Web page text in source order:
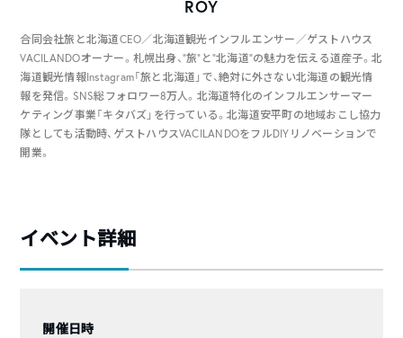
ROY
合同会社旅と北海道CEO／北海道観光インフルエンサー／ゲストハウス
VACILANDOオーナー。札幌出身、”旅”と”北海道”の魅力を伝える道産子。北
海道観光情報Instagram「旅と北海道」で、絶対に外さない北海道の観光情
報を発信。SNS総フォロワー8万人。北海道特化のインフルエンサーマー
ケティング事業「キタバズ」を行っている。北海道安平町の地域おこし協力
隊としても活動時、ゲストハウスVACILANDOをフルDIYリノベーションで
開業。
イベント詳細
開催日時